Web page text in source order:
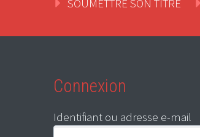
Connexion
Identifiant ou adresse e-mail